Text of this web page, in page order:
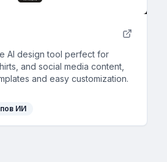
AI design tool perfect for
and social media content,
and easy customization.
ИИ